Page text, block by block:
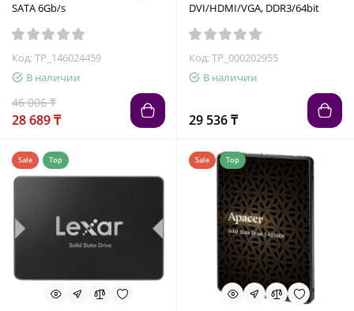
SATA 6Gb/s
Код: TP_146024459
В наличии
46 006 ₸
28 689 ₸
DVI/HDMI/VGA, DDR3/64bit
Код: TP_000202955
В наличии
29 536 ₸
Sale Top Sale Top